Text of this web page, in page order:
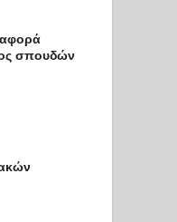
σπουδών